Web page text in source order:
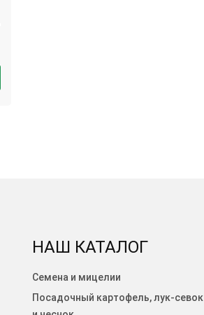
НАШ КАТАЛОГ
Семена и мицелии
Посадочный картофель, лук-севок